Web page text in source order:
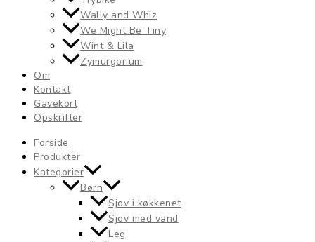
Wally and Whiz
We Might Be Tiny
Wint & Lila
Zymurgorium
Om
Kontakt
Gavekort
Opskrifter
Forside
Produkter
Kategorier
Børn
Sjov i køkkenet
Sjov med vand
Leg